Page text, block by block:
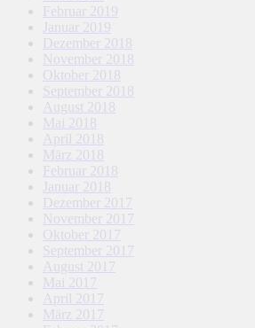
Februar 2019
Januar 2019
Dezember 2018
November 2018
Oktober 2018
September 2018
August 2018
Mai 2018
April 2018
März 2018
Februar 2018
Januar 2018
Dezember 2017
November 2017
Oktober 2017
September 2017
August 2017
Mai 2017
April 2017
März 2017